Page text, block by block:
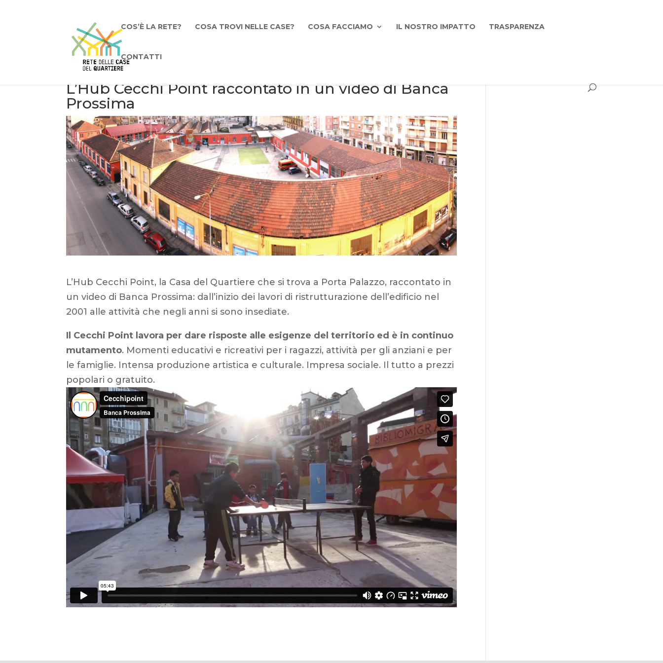
COS’È LA RETE? COSA TROVI NELLE CASE? COSA FACCIAMO IL NOSTRO IMPATTO TRASPARENZA
CONTATTI
L’Hub Cecchi Point raccontato in un video di Banca
Prossima
L’Hub Cecchi Point, la Casa del Quartiere che si trova a Porta Palazzo, raccontato in
un video di Banca Prossima: dall’inizio dei lavori di ristrutturazione dell’edificio nel
2001 alle attività che negli anni si sono insediate.
Il Cecchi Point lavora per dare risposte alle esigenze del territorio ed è in continuo
mutamento. Momenti educativi e ricreativi per i ragazzi, attività per gli anziani e per
le famiglie. Intensa produzione artistica e culturale. Impresa sociale. Il tutto a prezzi
popolari o gratuito.